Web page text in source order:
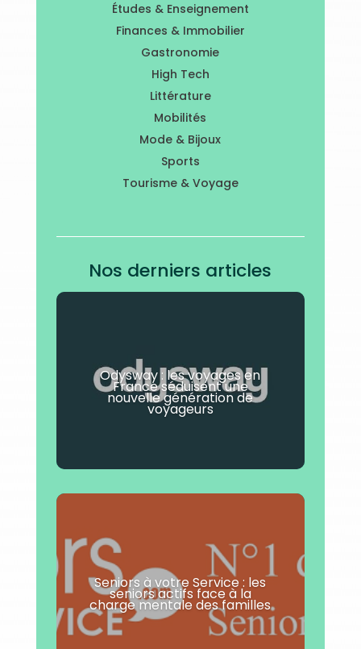
Études & Enseignement
Finances & Immobilier
Gastronomie
High Tech
Littérature
Mobilités
Mode & Bijoux
Sports
Tourisme & Voyage
Nos derniers articles
Odysway : les voyages en
France séduisent une
nouvelle génération de
voyageurs
Seniors à votre Service : les
seniors actifs face à la
charge mentale des familles